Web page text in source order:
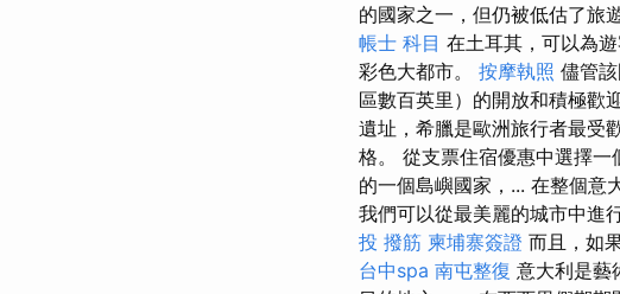
的國家之一，但仍被低估了旅
帳士 科目 在土耳其，可以為
彩色大都市。 按摩執照 儘管
區數百英里）的開放和積極歡
遺址，希臘是歐洲旅行者最受
格。 從支票住宿優惠中選擇
的一個島嶼國家，... 在整個意
我們可以從最美麗的城市中進
投 撥筋 柬埔寨簽證 而且，如
台中spa 南屯整復 意大利是藝